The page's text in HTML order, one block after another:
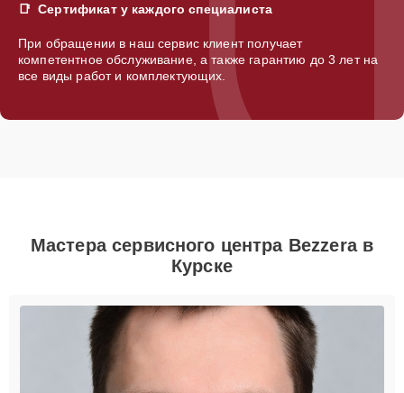
Сертификат у каждого специалиста
При обращении в наш сервис клиент получает
компетентное обслуживание, а также гарантию до 3 лет на
все виды работ и комплектующих.
Мастера сервисного центра Bezzera в
Курске